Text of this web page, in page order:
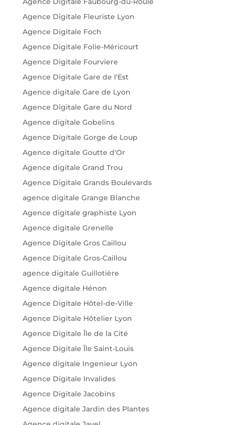
Agence Digitale Fleuriste Lyon
Agence Digitale Foch
Agence Digitale Folie-Méricourt
Agence Digitale Fourviere
Agence Digitale Gare de l'Est
Agence digitale Gare de Lyon
Agence Digitale Gare du Nord
Agence digitale Gobelins
Agence Digitale Gorge de Loup
Agence digitale Goutte d'Or
Agence digitale Grand Trou
Agence Digitale Grands Boulevards
agence digitale Grange Blanche
Agence digitale graphiste Lyon
Agence digitale Grenelle
Agence Digitale Gros Caillou
Agence Digitale Gros-Caillou
agence digitale Guillotière
Agence digitale Hénon
Agence Digitale Hôtel-de-Ville
Agence Digitale Hôtelier Lyon
Agence Digitale Île de la Cité
Agence Digitale Île Saint-Louis
Agence digitale Ingenieur Lyon
Agence Digitale Invalides
Agence Digitale Jacobins
Agence digitale Jardin des Plantes